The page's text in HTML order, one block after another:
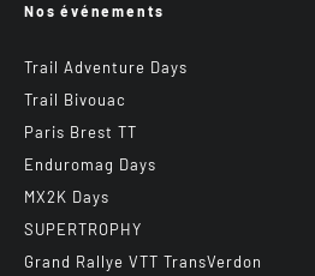
Nos événements
Trail Adventure Days
Trail Bivouac
Paris Brest TT
Enduromag Days
MX2K Days
SUPERTROPHY
Grand Rallye VTT TransVerdon